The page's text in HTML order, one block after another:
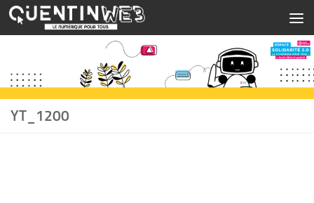
Skip to content
YT_1200